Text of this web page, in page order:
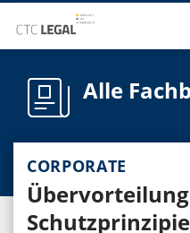
Alle
CORPORATE